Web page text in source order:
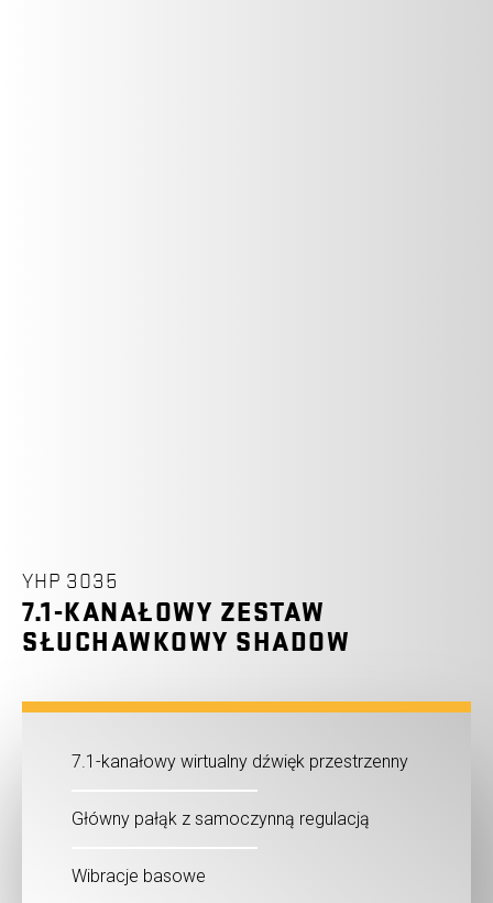
YHP 3035
7.1-KANAŁOWY ZESTAW
SŁUCHAWKOWY SHADOW
7.1-kanałowy wirtualny dźwięk przestrzenny
Główny pałąk z samoczynną regulacją
Wibracje basowe